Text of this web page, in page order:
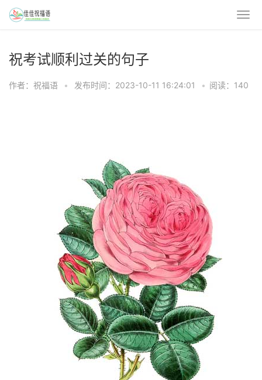
祝考试顺利过关的句子
作者：祝福语 • 发布时间：2023-10-11 16:24:01 • 阅读：140